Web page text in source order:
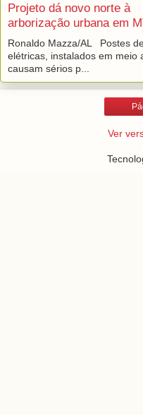
Projeto dá novo norte à
arborização urbana em
Ronaldo Mazza/AL Postes
elétricas, instalados em meio
causam sérios p...
Ver